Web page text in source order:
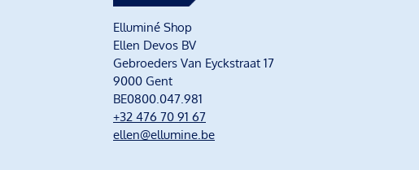
Elluminé Shop
Ellen Devos BV
Gebroeders Van Eyckstraat 17
9000 Gent
BE0800.047.981
+32 476 70 91 67
ellen@ellumine.be